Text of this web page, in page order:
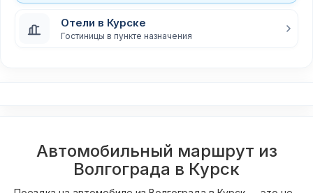
Отели в Курске
Гостиницы в пункте назначения
Автомобильный маршрут из
Волгограда в Курск